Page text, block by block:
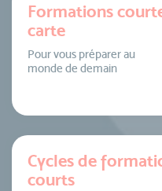
Formations
carte
Pour vous préparer au
monde de demain
Cycles de
courts